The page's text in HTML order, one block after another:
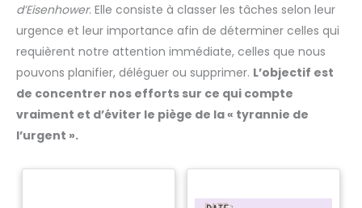
d’Eisenhower. Elle consiste à classer les tâches selon leur
urgence et leur importance afin de déterminer celles qui
requièrent notre attention immédiate, celles que nous
pouvons planifier, déléguer ou supprimer. L’objectif est
de concentrer nos efforts sur ce qui compte
vraiment et d’éviter le piège de la « tyrannie de
l’urgent ».